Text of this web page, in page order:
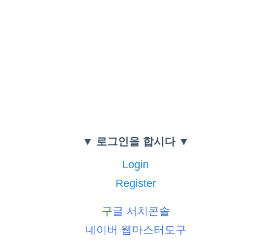
▼ 로그인을 합시다 ▼
Login
Register
구글 서치콘솔
네이버 웹마스터도구